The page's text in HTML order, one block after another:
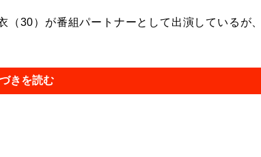
30）が番組パートナーとして出演しているが、
きを読む